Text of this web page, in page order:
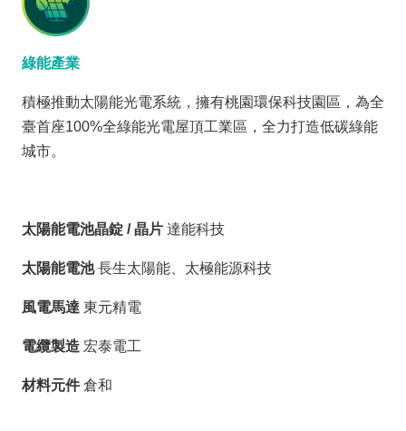
綠能產業
積極推動太陽能光電系統，擁有桃園環保科技園區，為全
臺首座100%全綠能光電屋頂工業區，全力打造低碳綠能
城市。
太陽能電池晶錠 / 晶片 達能科技
太陽能電池長生太陽能、太極能源科技
風電馬達 東元精電
電纜製造 宏泰電工
材料元件倉和